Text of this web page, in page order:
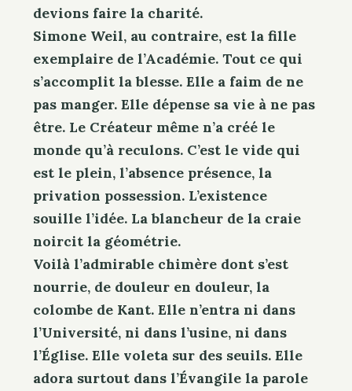
devions faire la charité.
Simone Weil, au contraire, est la fille
exemplaire de l’Académie. Tout ce qui
s’accomplit la blesse. Elle a faim de ne
pas manger. Elle dépense sa vie à ne pas
être. Le Créateur même n’a créé le
monde qu’à reculons. C’est le vide qui
est le plein, l’absence présence, la
privation possession. L’existence
souille l’idée. La blancheur de la craie
noircit la géométrie.
Voilà l’admirable chimère dont s’est
nourrie, de douleur en douleur, la
colombe de Kant. Elle n’entra ni dans
l’Université, ni dans l’usine, ni dans
l’Église. Elle voleta sur des seuils. Elle
adora surtout dans l’Évangile la parole